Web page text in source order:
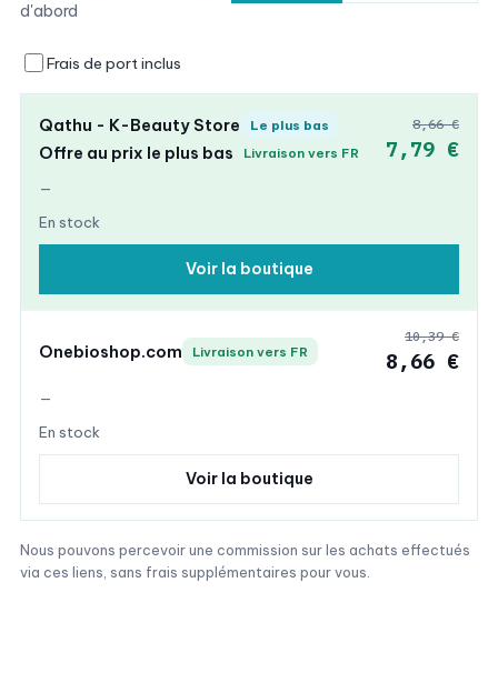
d'abord
Frais de port inclus
Qathu - K-Beauty Store Le plus bas
Offre au prix le plus bas Livraison vers FR
—
En stock
8,66 €
7,79 €
Voir la boutique
Onebioshop.com Livraison vers FR
—
En stock
10,39 €
8,66 €
Voir la boutique
Nous pouvons percevoir une commission sur les achats effectués
via ces liens, sans frais supplémentaires pour vous.